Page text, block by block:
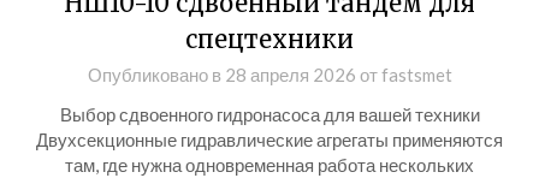
спецтехники
Опубликовано в 28 апреля 2026 отfastsmet
Выбор сдвоенного гидронасоса для вашей техники
Двухсекционные гидравлические агрегаты применяются
там, где нужна одновременная работа нескольких